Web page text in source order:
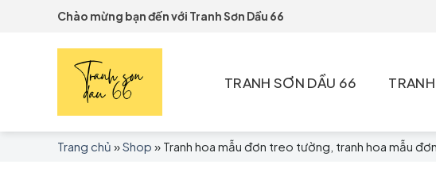
Chào mừng bạn đến với Tranh Sơn Dầu 66
TRANH SƠN DẦU 66
Trang chủ »Shop » Tranh hoa mẫu đơn treo tường, tranh hoa mẫu